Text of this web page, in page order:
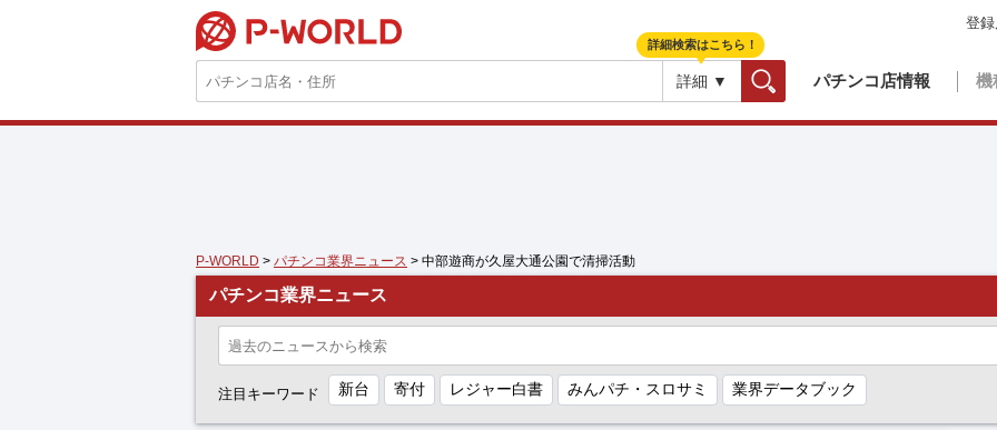
詳細 ▼ パチンコ店情報 機
登
詳細検索はこちら！
P-WORLD > パチンコ業界ニュース > 中部遊商が久屋大通公園で清掃活動
パチンコ業界ニュース
注目キーワード 新台 寄付 レジャー白書 みんパチ・スロサミ 業界データブック